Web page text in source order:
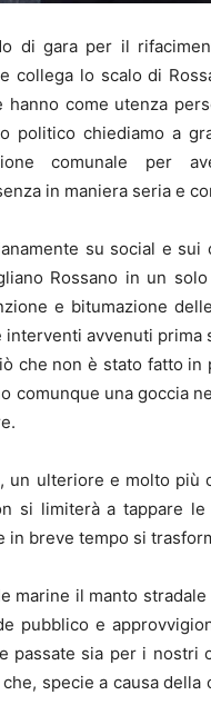
di gara per il
collega lo scalo di
come utenza
politico chiediamo a
comunale per
in maniera seria e
su social e sui
Rossano in un
e bitumazione
avvenuti prima
che non è stato fatto
comunque una goccia
un ulteriore e molto più
si limiterà a tappare le
breve tempo si
marine il manto
pubblico e
passate sia per i
specie a causa